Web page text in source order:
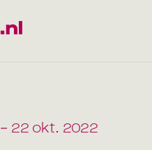
– 22 okt. 2022